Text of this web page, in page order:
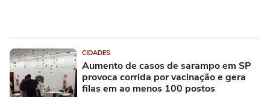
CIDADES
Aumento de casos de sarampo em SP
provoca corrida por vacinação e gera
filas em ao menos 100 postos